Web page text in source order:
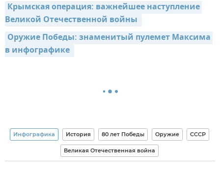
Крымская операция: важнейшее наступление
Великой Отечественной войны
Оружие Победы: знаменитый пулемет Максима
в инфографике
Инфографика История 80 лет Победы Оружие СССР
Великая Отечественная война